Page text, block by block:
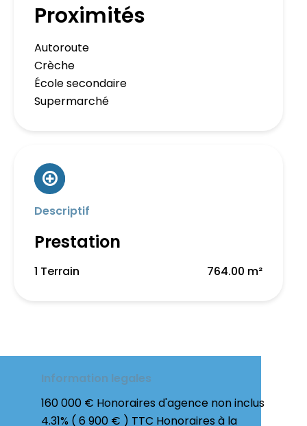
Proximités
Autoroute
Crèche
École secondaire
Supermarché
Descriptif
Prestation
1 Terrain 764.00 m²
Information legales
160 000 € Honoraires d'agence non inclus
4.31% ( 6 900 € ) TTC Honoraires à la